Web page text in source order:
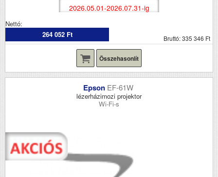
2026.05.01-2026.07.31-ig
Nettó:
264 052 Ft
Bruttó: 335 346 Ft
Összehasonlít
Epson EF-61W
lézerházimozi projektor
Wi-Fi-s